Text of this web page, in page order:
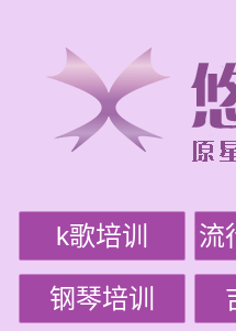
k歌培训 流
钢琴培训